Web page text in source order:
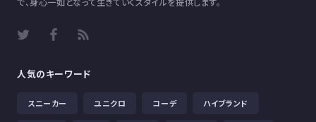
人気のキーワード
スニーカー ユニクロ コーデ ハイブランド